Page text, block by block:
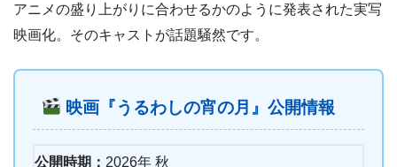
アニメの盛り上がりに合わせるかのように発表された実写
映画化。そのキャストが話題騒然です。
映画『うるわしの宵の月』公開情報
公開時期： 2026年 秋